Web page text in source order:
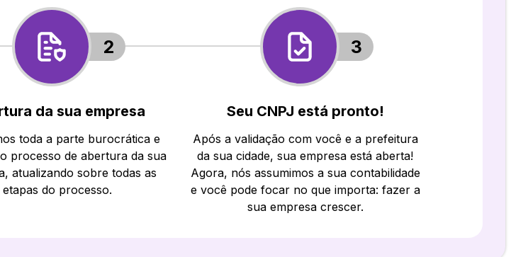
2
da sua empresa
toda a parte burocrática e
processo de abertura da sua
atualizando sobre todas as
etapas do processo.
3
Seu CNPJ está pronto!
Após a validação com você e a prefeitura
da sua cidade, sua empresa está aberta!
Agora, nós assumimos a sua contabilidade
e você pode focar no que importa: fazer a
sua empresa crescer.